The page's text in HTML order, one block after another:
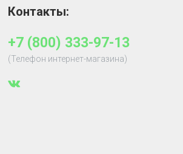
Контакты:
+7 (800) 333-97-13
(Телефон интернет-магазина)